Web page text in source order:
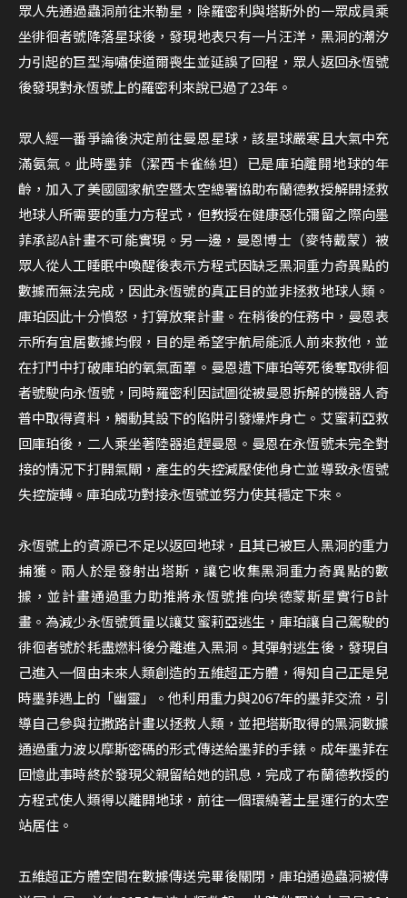
眾人先通過蟲洞前往米勒星，除羅密利與塔斯外的一眾成員乘
坐徘徊者號降落星球後，發現地表只有一片汪洋，黑洞的潮汐
力引起的巨型海嘯使道爾喪生並延誤了回程，眾人返回永恆號
後發現對永恆號上的羅密利來說已過了23年。
眾人經一番爭論後決定前往曼恩星球，該星球嚴寒且大氣中充
滿氨氣。此時墨菲（潔西卡雀絲坦）已是庫珀離開地球的年
齡，加入了美國國家航空暨太空總署協助布蘭德教授解開拯救
地球人所需要的重力方程式，但教授在健康惡化彌留之際向墨
菲承認A計畫不可能實現。另一邊，曼恩博士（麥特戴蒙）被
眾人從人工睡眠中喚醒後表示方程式因缺乏黑洞重力奇異點的
數據而無法完成，因此永恆號的真正目的並非拯救地球人類。
庫珀因此十分憤怒，打算放棄計畫。在稍後的任務中，曼恩表
示所有宜居數據均假，目的是希望宇航局能派人前來救他，並
在打鬥中打破庫珀的氧氣面罩。曼恩遺下庫珀等死後奪取徘徊
者號駛向永恆號，同時羅密利因試圖從被曼恩拆解的機器人奇
普中取得資料，觸動其設下的陷阱引發爆炸身亡。艾蜜莉亞救
回庫珀後，二人乘坐著陸器追趕曼恩。曼恩在永恆號未完全對
接的情況下打開氣閘，產生的失控減壓使他身亡並導致永恆號
失控旋轉。庫珀成功對接永恆號並努力使其穩定下來。
永恆號上的資源已不足以返回地球，且其已被巨人黑洞的重力
捕獲。兩人於是發射出塔斯，讓它收集黑洞重力奇異點的數
據，並計畫通過重力助推將永恆號推向埃德蒙斯星實行B計
畫。為減少永恆號質量以讓艾蜜莉亞逃生，庫珀讓自己駕駛的
徘徊者號於耗盡燃料後分離進入黑洞。其彈射逃生後，發現自
己進入一個由未來人類創造的五維超正方體，得知自己正是兒
時墨菲遇上的「幽靈」。他利用重力與2067年的墨菲交流，引
導自己參與拉撒路計畫以拯救人類，並把塔斯取得的黑洞數據
通過重力波以摩斯密碼的形式傳送給墨菲的手錶。成年墨菲在
回憶此事時終於發現父親留給她的訊息，完成了布蘭德教授的
方程式使人類得以離開地球，前往一個環繞著土星運行的太空
站居住。
五維超正方體空間在數據傳送完畢後關閉，庫珀通過蟲洞被傳